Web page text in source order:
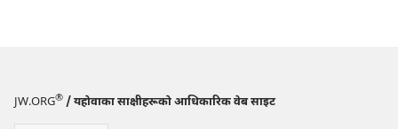
JW.ORG® / यहोवाका साक्षीहरूको आधिकारिक वेब साइट